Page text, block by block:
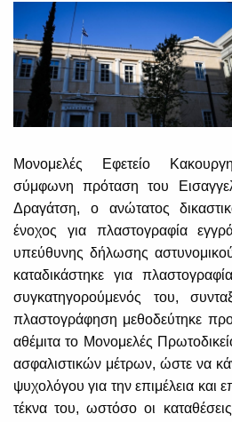
Μονομελές Εφετείο
σύμφωνη πρόταση του
Δραγάτση, ο ανώτατος
ένοχος για πλαστογραφία
υπεύθυνης δήλωσης
καταδικάστηκε για
συγκατηγορούμενός του,
πλαστογράφηση μεθοδεύτηκε
αθέμιτα το Μονομελές
ασφαλιστικών μέτρων, ώστε να
ψυχολόγου για την επιμέλεια και
τέκνα του, ωστόσο οι